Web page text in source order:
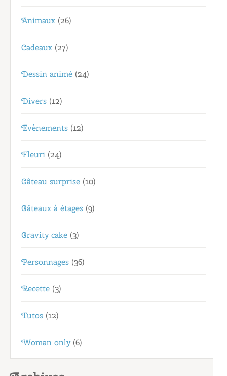
Animaux (26)
Cadeaux (27)
Dessin animé (24)
Divers (12)
Evènements (12)
Fleuri (24)
Gâteau surprise (10)
Gâteaux à étages (9)
Gravity cake (3)
Personnages (36)
Recette (3)
Tutos (12)
Woman only(6)